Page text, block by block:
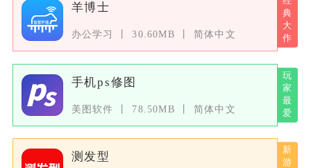
羊博士
办公学习 30.60MB 简体中文
手机ps修图
美图软件 78.50MB 简体中文
测发型